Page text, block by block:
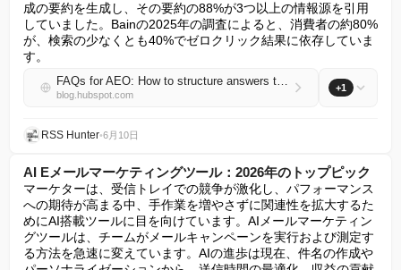
成の要約を生成し、その要約の88%が3つ以上の情報源を引用
していました。Bainの2025年の調査によると、消費者の約80%
が、検索の少なくとも40%でゼロクリック結果に依存していま
す。
FAQs for AEO: How to structure answers that rank in answer engines
blog.hubspot.com
+1
RSS Hunter•6月10日
AI Eメールマーケティングツール：2026年のトップピック
マーケターは、受信トレイでの競争が激化し、パフォーマンス
への期待が高まる中、手作業を増やさずに関連性を拡大するた
めにAI搭載ツールに目を向けています。AIメールマーケティン
グツールは、チームがメールキャンペーンを実行および測定す
る方法を急速に変えています。AIの進歩は現在、件名の作成や